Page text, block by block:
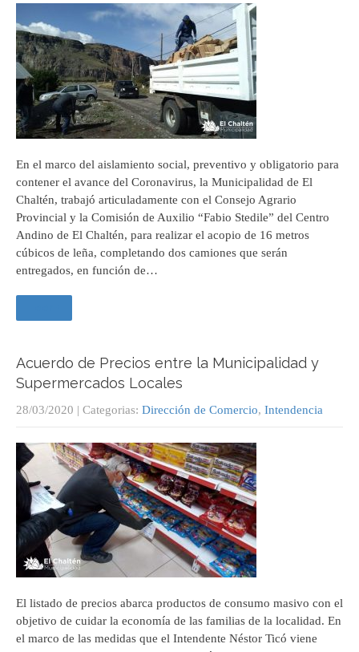
En el marco del aislamiento social, preventivo y obligatorio para
contener el avance del Coronavirus, la Municipalidad de El
Chaltén, trabajó articuladamente con el Consejo Agrario
Provincial y la Comisión de Auxilio “Fabio Stedile” del Centro
Andino de El Chaltén, para realizar el acopio de 16 metros
cúbicos de leña, completando dos camiones que serán
entregados, en función de…
Acuerdo de Precios entre la Municipalidad y
Supermercados Locales
28/03/2020 | Categorias: Dirección de Comercio, Intendencia
El listado de precios abarca productos de consumo masivo con el
objetivo de cuidar la economía de las familias de la localidad. En
el marco de las medidas que el Intendente Néstor Ticó viene